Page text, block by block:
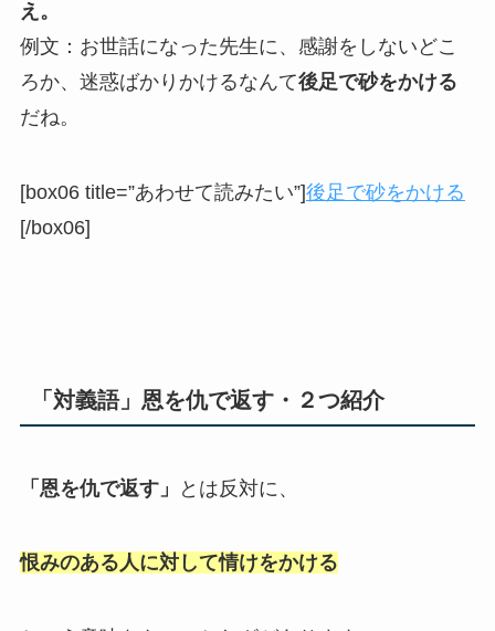
え。
例文：お世話になった先生に、感謝をしないどこ
ろか、迷惑ばかりかけるなんて後足で砂をかける
だね。
[box06 title=”あわせて読みたい”]後足で砂をかける
[/box06]
「対義語」恩を仇で返す・２つ紹介
「恩を仇で返す」 とは反対に、
恨みのある人に対して情けをかける